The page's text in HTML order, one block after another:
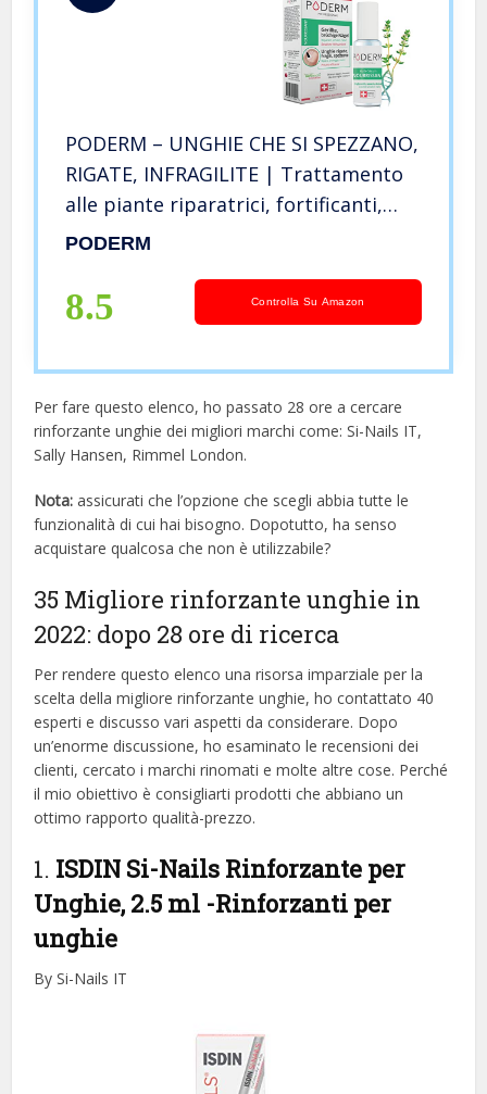
PODERM – UNGHIE CHE SI SPEZZANO,
RIGATE, INFRAGILITE | Trattamento
alle piante riparatrici, fortificanti,
rivitalizzanti, nutrienti |Professionale
Made
PODERM
8.5 Controlla Su Amazon
Per fare questo elenco, ho passato 28 ore a cercare
rinforzante unghie dei migliori marchi come: Si-Nails IT,
Sally Hansen, Rimmel London.
Nota: assicurati che l’opzione che scegli abbia tutte le
funzionalità di cui hai bisogno. Dopotutto, ha senso
acquistare qualcosa che non è utilizzabile?
35 Migliore rinforzante unghie in
2022: dopo 28 ore di ricerca
Per rendere questo elenco una risorsa imparziale per la
scelta della migliore rinforzante unghie, ​​ho contattato 40
esperti e discusso vari aspetti da considerare. Dopo
un’enorme discussione, ho esaminato le recensioni dei
clienti, cercato i marchi rinomati e molte altre cose. Perché
il mio obiettivo è consigliarti prodotti che abbiano un
ottimo rapporto qualità-prezzo.
1. ISDIN Si-Nails Rinforzante per
Unghie, 2.5 ml -Rinforzanti per
unghie
By Si-Nails IT